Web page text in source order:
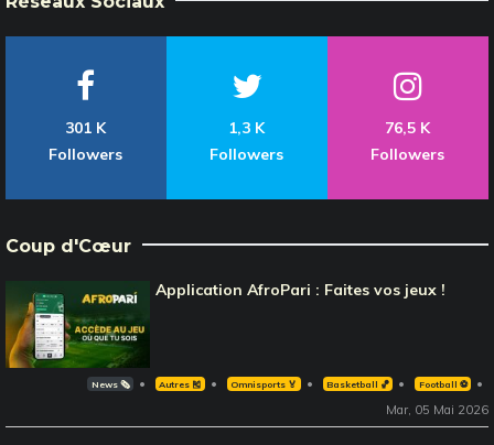
301 K
Followers
1,3 K
Followers
76,5 K
Followers
Coup d'Cœur
Application AfroPari : Faites vos jeux !
News 🗞️ Autres 🎽 Omnisports 🏅 Basketball 🏀 Football ⚽️
Mar, 05 Mai 2026